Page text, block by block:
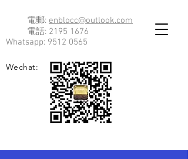
電郵: enblocc@outlook.com
電話: 2195 1676
Whatsapp: 9512 0565
Wechat: